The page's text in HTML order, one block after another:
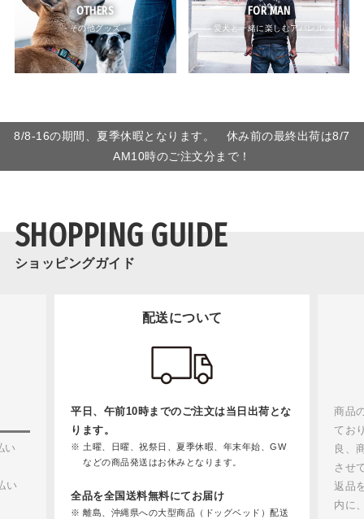
OTHERS
- その他グッズ -
FOR MAN
- 愛犬と一緒に楽しむアパレル -
8/8-16の期間、夏季休暇となります。 休み前の最終出荷は8/7
AM10時のご注文分まで！
SHOPPING GUIDE
ショッピングガイド
い
い
配送について
平日、午前10時までのご注文は当日出荷とな
ります。
土曜、日曜、祝祭日、夏季休暇、年末年始、GW
などの商品発送はお休みとなります。
全品を全国送料無料にてお届け
離島、沖縄県への大型商品（ドッグベッド）配送
商品
てお
良、
させ
返品
内に